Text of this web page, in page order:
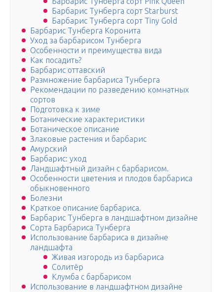
Барбарис Тунберга сорт Starburst
Барбарис Тунберга сорт Tiny Gold
Барбарис Тунберга Коронита
Уход за барбарисом Тунберга
Особенности и преимущества вида
Как посадить?
Барбарис оттавский
Размножение барбариса Тунберга
Рекомендации по разведению комнатных
сортов
Подготовка к зиме
Ботанические характеристики
Ботаническое описание
Злаковые растения и барбарис
Амурский
Барбарис: уход
Ландшафтный дизайн с барбарисом.
Особенности цветения и плодов барбариса
обыкновенного
Болезни
Краткое описание барбариса.
Барбарис Тунберга в ландшафтном дизайне
Сорта Барбариса Тунберга
Использование барбариса в дизайне
ландшафта
Живая изгородь из барбариса
Солитёр
Клумба с барбарисом
Использование в ландшафтном дизайне